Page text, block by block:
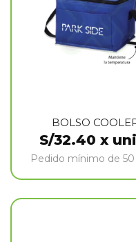
BOLSO
S/32.40 x
Pedido mínimo de 50